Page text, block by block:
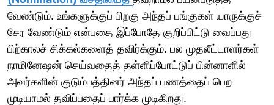
வேண்டும். உங்களுக்குப் பிறகு அந்தப் பங்குகள் யாருக்குச்
சேர வேண்டும் என்பதை இப்போதே குறிப்பிட்டு வைப்பது
பிற்காலச் சிக்கல்களைத் தவிர்க்கும். பல முதலீட்டாளர்கள்
நாமினேஷன் செய்வதைத் தள்ளிப்போட்டுப் பின்னாளில்
அவர்களின் குடும்பத்தினர் அந்தப் பணத்தைப் பெற
முடியாமல் தவிப்பதைப் பார்க்க முடிகிறது.